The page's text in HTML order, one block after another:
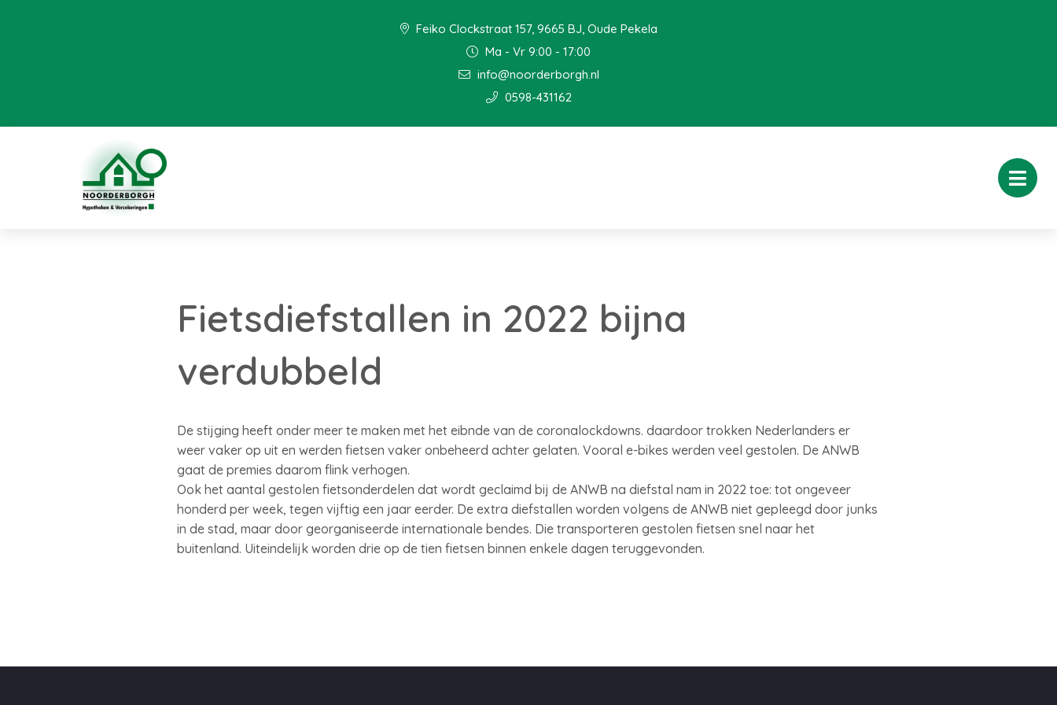
Feiko Clockstraat 157, 9665 BJ, Oude Pekela
Ma - Vr 9:00 - 17:00
info@noorderborgh.nl
0598-431162
Fietsdiefstallen in 2022 bijna
verdubbeld
De stijging heeft onder meer te maken met het eibnde van de coronalockdowns. daardoor trokken Nederlanders er
weer vaker op uit en werden fietsen vaker onbeheerd achter gelaten. Vooral e-bikes werden veel gestolen. De ANWB
gaat de premies daarom flink verhogen.
Ook het aantal gestolen fietsonderdelen dat wordt geclaimd bij de ANWB na diefstal nam in 2022 toe: tot ongeveer
honderd per week, tegen vijftig een jaar eerder. De extra diefstallen worden volgens de ANWB niet gepleegd door junks
in de stad, maar door georganiseerde internationale bendes. Die transporteren gestolen fietsen snel naar het
buitenland. Uiteindelijk worden drie op de tien fietsen binnen enkele dagen teruggevonden.